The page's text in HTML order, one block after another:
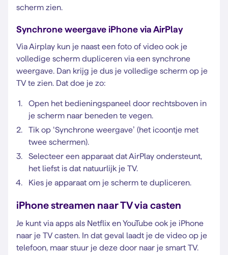
scherm zien.
Synchrone weergave iPhone via AirPlay
Via Airplay kun je naast een foto of video ook je
volledige scherm dupliceren via een synchrone
weergave. Dan krijg je dus je volledige scherm op je
TV te zien. Dat doe je zo:
Open het bedieningspaneel door rechtsboven in
je scherm naar beneden te vegen.
Tik op ‘Synchrone weergave’ (het icoontje met
twee schermen).
Selecteer een apparaat dat AirPlay ondersteunt,
het liefst is dat natuurlijk je TV.
Kies je apparaat om je scherm te dupliceren.
iPhone streamen naar TV via casten
Je kunt via apps als Netflix en YouTube ook je iPhone
naar je TV casten. In dat geval laadt je de video op je
telefoon, maar stuur je deze door naar je smart TV.